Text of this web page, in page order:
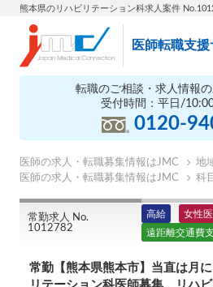
熊本県のリハビリテーション科求人案件
医師転職支援
転職のご相談・求人情報
受付時間：平日/
0120-
医師の求人・転職募集情報はJMC 地
医師の求人・転職募集情報はJMC
科
常勤求人 No.
1012782
高給
女性
遠距離交通費
常勤【熊本県熊本市】当直は月